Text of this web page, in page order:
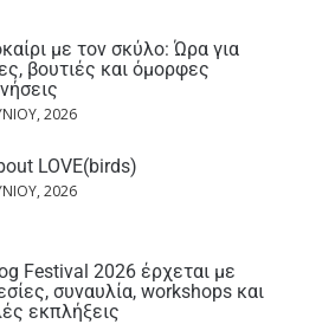
με τον σκύλο: Ώρα για
βουτιές και όμορφες
2026
LOVE(birds)
2026
Festival 2026 έρχεται με
συναυλία, workshops και
εκπλήξεις